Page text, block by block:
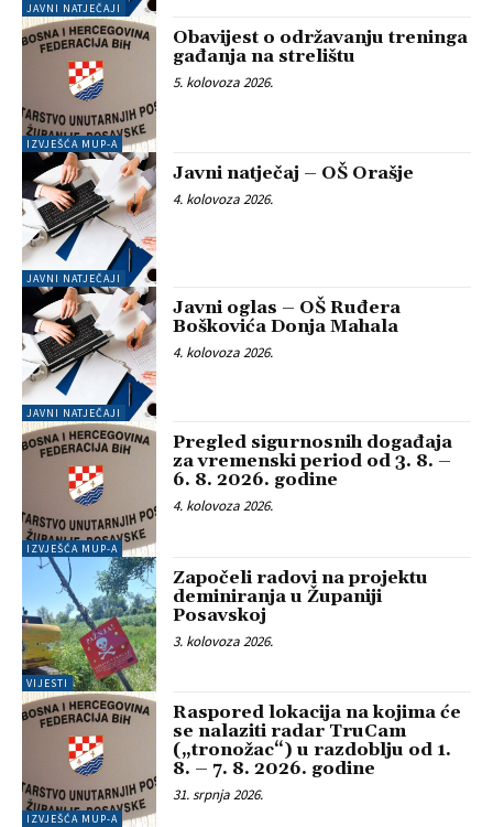
JAVNI NATJEČAJI
IZVJEŠĆA MUP-A
Obavijest o održavanju treninga
gađanja na strelištu
5. kolovoza 2026.
JAVNI NATJEČAJI
Javni natječaj – OŠ Orašje
4. kolovoza 2026.
JAVNI NATJEČAJI
Javni oglas – OŠ Ruđera
Boškovića Donja Mahala
4. kolovoza 2026.
IZVJEŠĆA MUP-A
Pregled sigurnosnih događaja
za vremenski period od 3. 8. –
6. 8. 2026. godine
4. kolovoza 2026.
VIJESTI
Započeli radovi na projektu
deminiranja u Županiji
Posavskoj
3. kolovoza 2026.
IZVJEŠĆA MUP-A
Raspored lokacija na kojima će
se nalaziti radar TruCam
(„tronožac“) u razdoblju od 1.
8. – 7. 8. 2026. godine
31. srpnja 2026.